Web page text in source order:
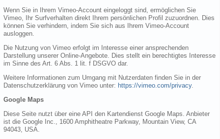
Wenn Sie in Ihrem Vimeo-Account eingeloggt sind, ermöglichen Sie
Vimeo, Ihr Surfverhalten direkt Ihrem persönlichen Profil zuzuordnen. Dies
können Sie verhindern, indem Sie sich aus Ihrem Vimeo-Account
ausloggen.
Die Nutzung von Vimeo erfolgt im Interesse einer ansprechenden
Darstellung unserer Online-Angebote. Dies stellt ein berechtigtes Interesse
im Sinne des Art. 6 Abs. 1 lit. f DSGVO dar.
Weitere Informationen zum Umgang mit Nutzerdaten finden Sie in der
Datenschutzerklärung von Vimeo unter: https://vimeo.com/privacy.
Google Maps
Diese Seite nutzt über eine API den Kartendienst Google Maps. Anbieter
ist die Google Inc., 1600 Amphitheatre Parkway, Mountain View, CA
94043, USA.